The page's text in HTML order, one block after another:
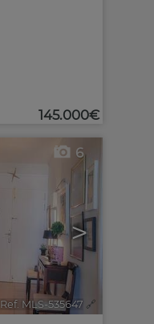
145.000€
>
6
Ref. MLS-535647 🔗